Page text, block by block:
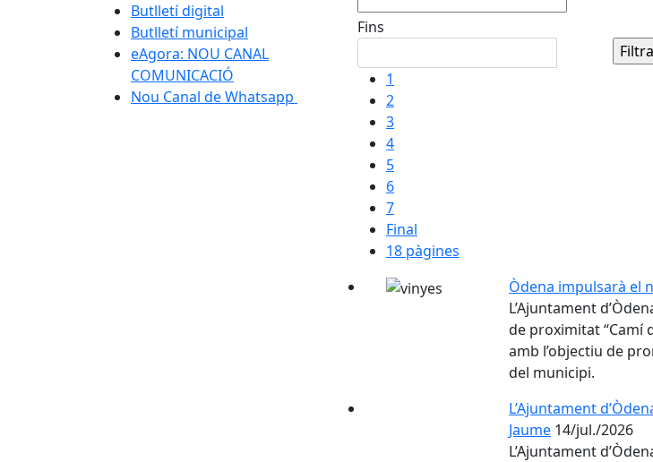
Butlletí digital
Butlletí municipal
eAgora: NOU CANAL
COMUNICACIÓ
Nou Canal de Whatsapp
Fins
1
2
3
4
5
6
7
Final
18 pàgines
Òdena impulsarà el
L’Ajuntament
de proximitat “Camí
amb l’objectiu de
del municipi.
L’Ajuntament
Jaume 14/jul./2026
L’Ajuntament